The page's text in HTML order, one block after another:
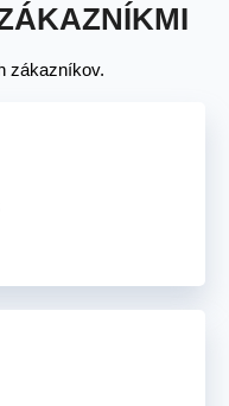
zákazníkov.